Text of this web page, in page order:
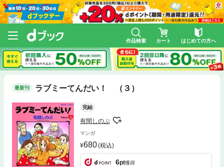
作品検索 カート はじめての方へ
最新刊 ラブミーてんだい！ （３）
完結
有間しのぶ
マンガ
680(税込)
6pt獲得